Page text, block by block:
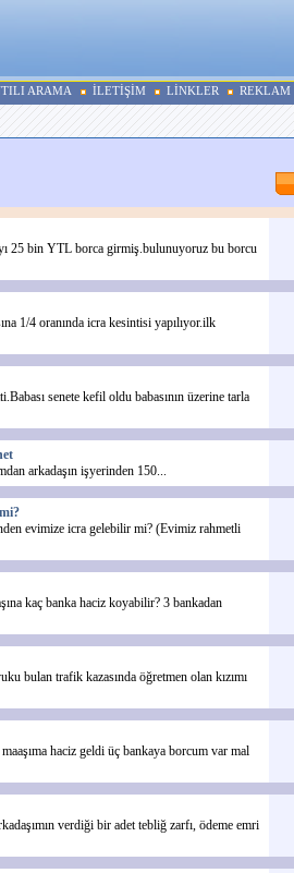
ARAMA İLETİŞİM LİNKLER REKLAM
25 bin YTL borca girmiş.bulunuyoruz bu borcu
1/4 oranında icra kesintisi yapılıyor.ilk
senete kefil oldu babasının üzerine tarla
arkadaşın işyerinden 150...
evimize icra gelebilir mi? (Evimiz rahmetli
kaç banka haciz koyabilir? 3 bankadan
bulan trafik kazasında öğretmen olan kızımı
haciz geldi üç bankaya borcum var mal
verdiği bir adet tebliğ zarfı, ödeme emri